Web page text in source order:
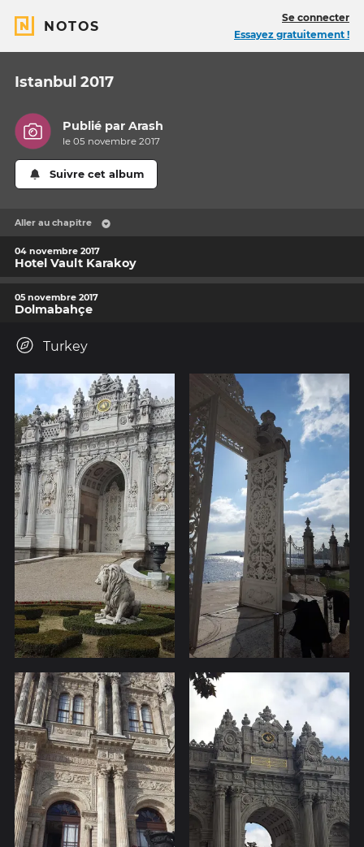
NOTOS
Se connecter
Essayez gratuitement !
Istanbul 2017
Publié parArash
le 05 novembre 2017
Suivre cet album
Aller au chapitre
04 novembre 2017
Hotel Vault Karakoy
05 novembre 2017
Dolmabahçe
Turkey